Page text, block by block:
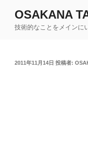
OSAKANA
技術的なことをメインに
投
2011年11月14日 投稿者: